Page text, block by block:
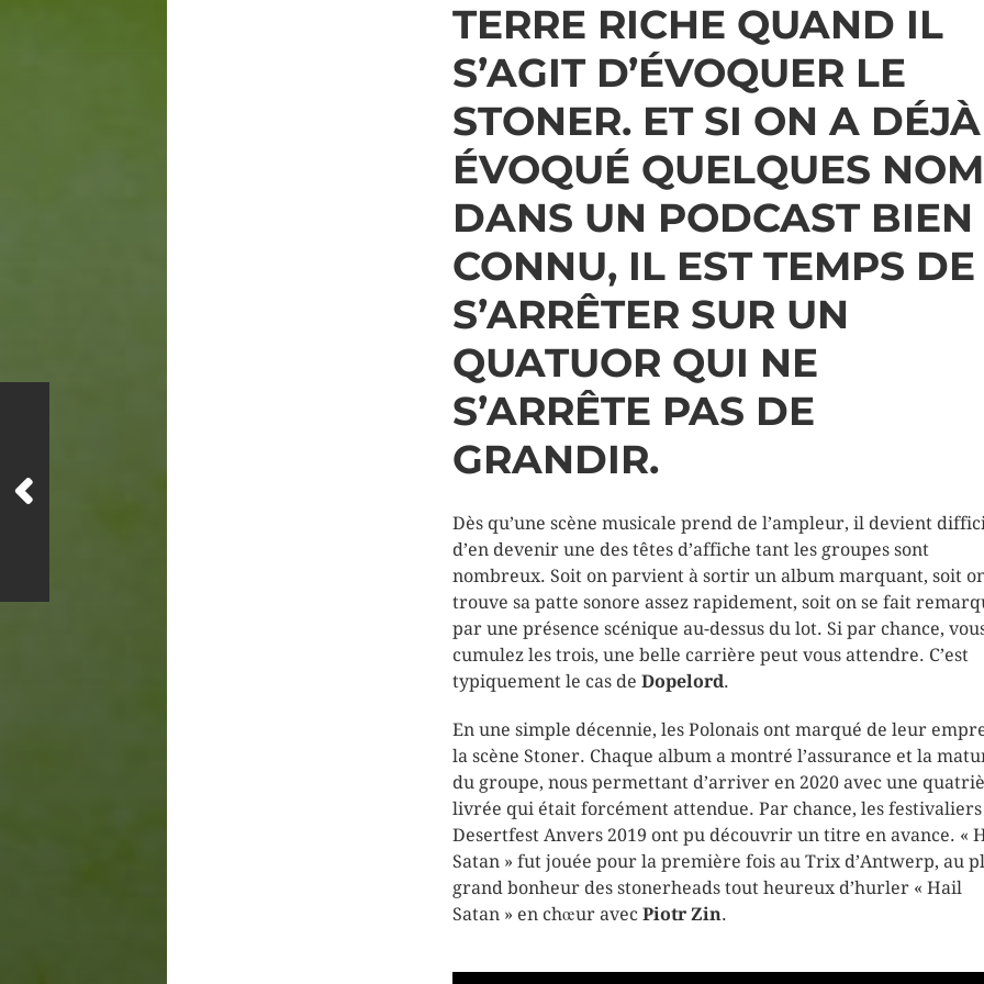
TERRE RICHE QUAND IL
S’AGIT D’ÉVOQUER LE
STONER. ET SI ON A DÉJÀ
ÉVOQUÉ QUELQUES
DANS UN PODCAST BIEN
CONNU, IL EST TEMPS DE
S’ARRÊTER SUR UN
QUATUOR QUI NE
S’ARRÊTE PAS DE
GRANDIR.
Dès qu’une scène musicale prend de l’ampleur, il devient
d’en devenir une des têtes d’affiche tant les groupes sont
nombreux. Soit on parvient à sortir un album marquant, soit
trouve sa patte sonore assez rapidement, soit on se fait
par une présence scénique au-dessus du lot. Si par chance,
cumulez les trois, une belle carrière peut vous attendre. C’est
typiquement le cas de Dopelord.
En une simple décennie, les Polonais ont marqué de leur
la scène Stoner. Chaque album a montré l’assurance et la
du groupe, nous permettant d’arriver en 2020 avec une
livrée qui était forcément attendue. Par chance, les
Desertfest Anvers 2019 ont pu découvrir un titre en avance. «
Satan » fut jouée pour la première fois au Trix d’Antwerp, au
grand bonheur des stonerheads tout heureux d’hurler « Hail
Satan » en chœur avec Piotr Zin.